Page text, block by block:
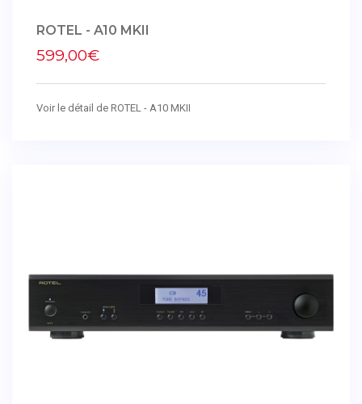
ROTEL - A10 MKII
599,00€
Voir le détail de ROTEL - A10 MKII